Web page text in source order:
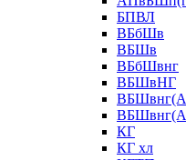
БПВЛ
ВБбШв
ВБШв
ВБбШвнг
ВБШвНГ
КГ
КГ хл